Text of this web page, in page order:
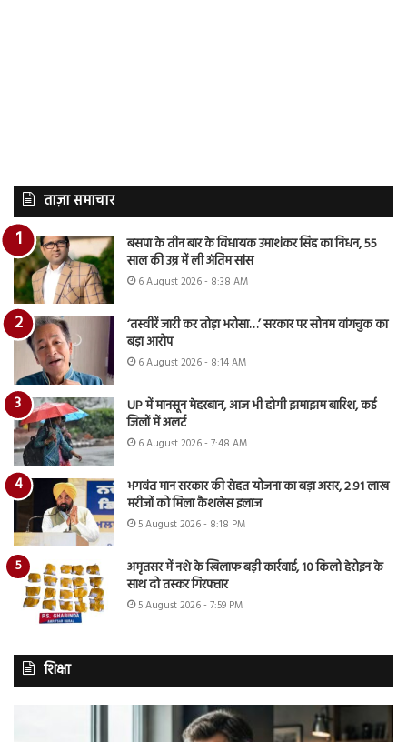
ताज़ा समाचार
बसपा के तीन बार के विधायक उमाशंकर सिंह का निधन, 55
साल की उम्र में ली अंतिम सांस
6 August 2026 - 8:38 AM
‘तस्वीरें जारी कर तोड़ा भरोसा…’ सरकार पर सोनम वांगचुक का
बड़ा आरोप
6 August 2026 - 8:14 AM
UP में मानसून मेहरबान, आज भी होगी झमाझम बारिश, कई
जिलों में अलर्ट
6 August 2026 - 7:48 AM
भगवंत मान सरकार की सेहत योजना का बड़ा असर, 2.91 लाख
मरीजों को मिला कैशलेस इलाज
5 August 2026 - 8:18 PM
अमृतसर में नशे के खिलाफ बड़ी कार्रवाई, 10 किलो हेरोइन के
साथ दो तस्कर गिरफ्तार
5 August 2026 - 7:59 PM
शिक्षा